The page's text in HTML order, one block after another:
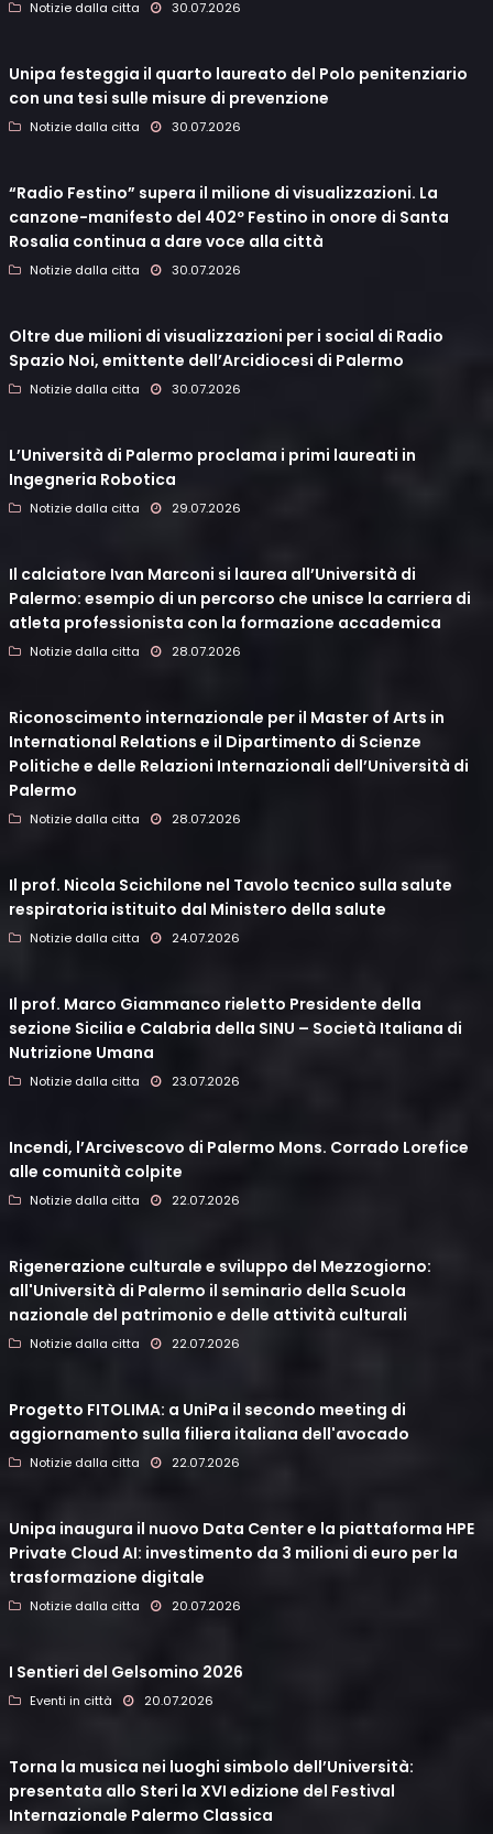
Notizie dalla citta 30.07.2026
Unipa festeggia il quarto laureato del Polo penitenziario
con una tesi sulle misure di prevenzione
Notizie dalla citta 30.07.2026
“Radio Festino” supera il milione di visualizzazioni. La
canzone-manifesto del 402º Festino in onore di Santa
Rosalia continua a dare voce alla città
Notizie dalla citta 30.07.2026
Oltre due milioni di visualizzazioni per i social di Radio
Spazio Noi, emittente dell’Arcidiocesi di Palermo
Notizie dalla citta 30.07.2026
L’Università di Palermo proclama i primi laureati in
Ingegneria Robotica
Notizie dalla citta 29.07.2026
Il calciatore Ivan Marconi si laurea all’Università di
Palermo: esempio di un percorso che unisce la carriera di
atleta professionista con la formazione accademica
Notizie dalla citta 28.07.2026
Riconoscimento internazionale per il Master of Arts in
International Relations e il Dipartimento di Scienze
Politiche e delle Relazioni Internazionali dell’Università di
Palermo
Notizie dalla citta 28.07.2026
Il prof. Nicola Scichilone nel Tavolo tecnico sulla salute
respiratoria istituito dal Ministero della salute
Notizie dalla citta 24.07.2026
Il prof. Marco Giammanco rieletto Presidente della
sezione Sicilia e Calabria della SINU – Società Italiana di
Nutrizione Umana
Notizie dalla citta 23.07.2026
Incendi, l’Arcivescovo di Palermo Mons. Corrado Lorefice
alle comunità colpite
Notizie dalla citta 22.07.2026
Rigenerazione culturale e sviluppo del Mezzogiorno:
all'Università di Palermo il seminario della Scuola
nazionale del patrimonio e delle attività culturali
Notizie dalla citta 22.07.2026
Progetto FITOLIMA: a UniPa il secondo meeting di
aggiornamento sulla filiera italiana dell'avocado
Notizie dalla citta 22.07.2026
Unipa inaugura il nuovo Data Center e la piattaforma HPE
Private Cloud AI: investimento da 3 milioni di euro per la
trasformazione digitale
Notizie dalla citta 20.07.2026
I Sentieri del Gelsomino 2026
Eventi in città 20.07.2026
Torna la musica nei luoghi simbolo dell’Università:
presentata allo Steri la XVI edizione del Festival
Internazionale Palermo Classica